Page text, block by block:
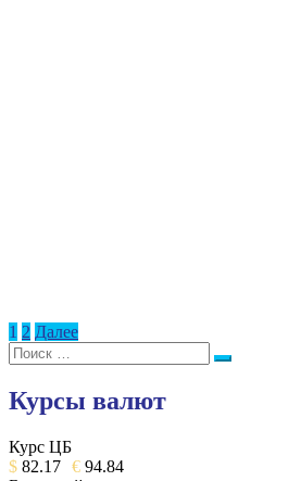
Пагинация
записей
1 2 Далее
Поиск:
Поиск
Курсы валют
Курс ЦБ
$ 82.17 € 94.84